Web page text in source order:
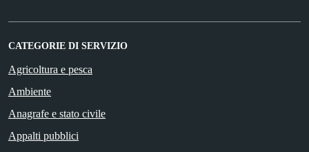
CATEGORIE DI SERVIZIO
Agricoltura e pesca
Ambiente
Anagrafe e stato civile
Appalti pubblici